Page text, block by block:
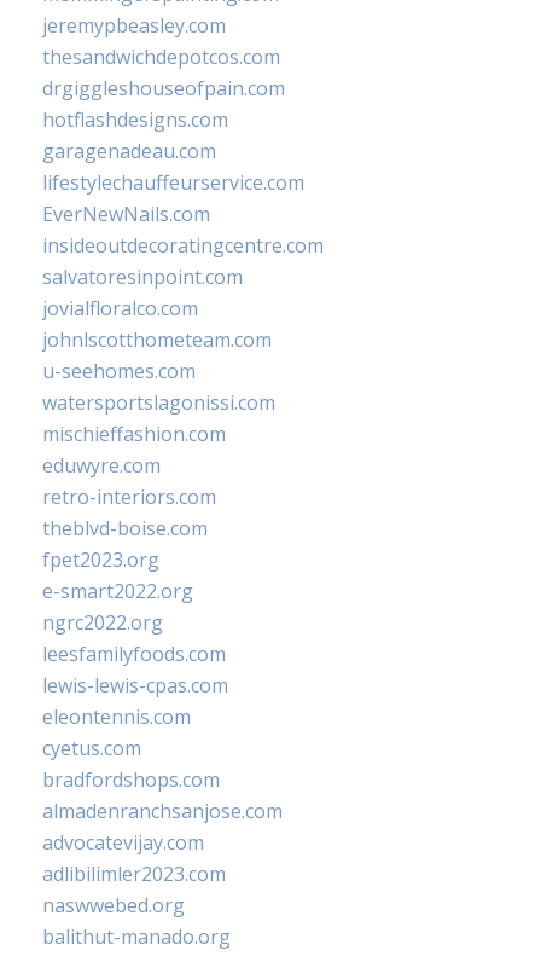
jeremypbeasley.com
thesandwichdepotcos.com
drgiggleshouseofpain.com
hotflashdesigns.com
garagenadeau.com
lifestylechauffeurservice.com
EverNewNails.com
insideoutdecoratingcentre.com
salvatoresinpoint.com
jovialfloralco.com
johnlscotthometeam.com
u-seehomes.com
watersportslagonissi.com
mischieffashion.com
eduwyre.com
retro-interiors.com
theblvd-boise.com
fpet2023.org
e-smart2022.org
ngrc2022.org
leesfamilyfoods.com
lewis-lewis-cpas.com
eleontennis.com
cyetus.com
bradfordshops.com
almadenranchsanjose.com
advocatevijay.com
adlibilimler2023.com
naswwebed.org
balithut-manado.org